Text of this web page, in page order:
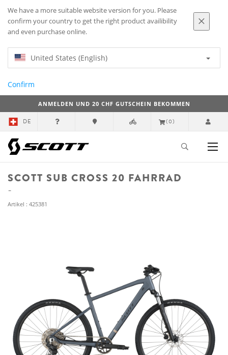
We have a more suitable website version for you. Please
confirm your country to get the right product availibility
and even purchase online.
United States (English)
Confirm
ANMELDEN UND 20 CHF GUTSCHEIN BEKOMMEN
DE (0)
SCOTT SUB CROSS 20 FAHRRAD
Artikel : 425381